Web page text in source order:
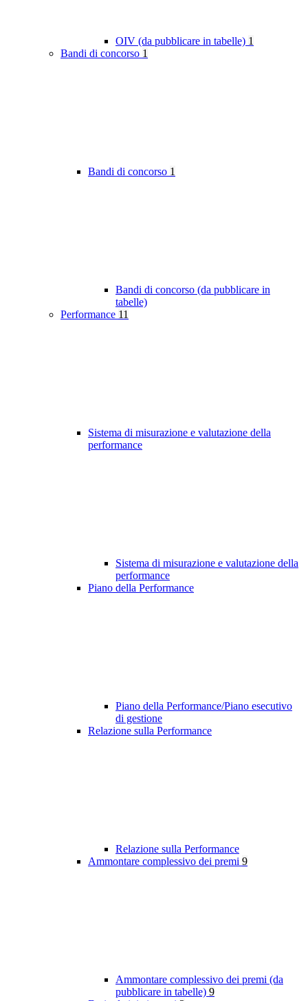
OIV (da pubblicare in tabelle) 1
Bandi di concorso 1
Bandi di concorso 1
Bandi di concorso (da pubblicare in
tabelle)
Performance 11
Sistema di misurazione e valutazione della
performance
Sistema di misurazione e valutazione della
performance
Piano della Performance
Piano della Performance/Piano esecutivo
di gestione
Relazione sulla Performance
Relazione sulla Performance
Ammontare complessivo dei premi 9
Ammontare complessivo dei premi (da
pubblicare in tabelle) 9